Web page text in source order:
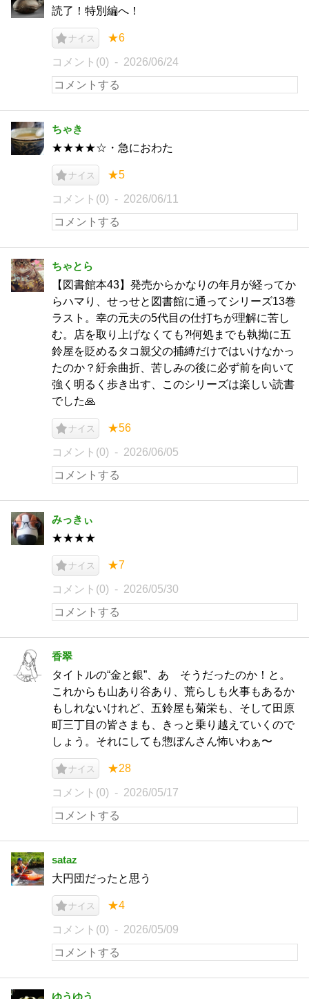
読了！特別編へ！
ナイス ★6
コメント(0) 2026/06/24
ちゃき
★★★★☆・急におわた
ナイス ★5
コメント(0) 2026/06/11
ちゃとら
【図書館本43】発売からかなりの年月が経ってか
らハマり、せっせと図書館に通ってシリーズ13巻
ラスト。幸の元夫の5代目の仕打ちが理解に苦し
む。店を取り上げなくても⁈何処までも執拗に五
鈴屋を貶めるタコ親父の捕縛だけではいけなかっ
たのか？紆余曲折、苦しみの後に必ず前を向いて
強く明るく歩き出す、このシリーズは楽しい読書
でした🙏
ナイス ★56
コメント(0) 2026/06/05
みっきぃ
★★★★
ナイス ★7
コメント(0) 2026/05/30
香翠
タイトルの“金と銀”、あゝそうだったのか！と。
これからも山あり谷あり、荒らしも火事もあるか
もしれないけれど、五鈴屋も菊栄も、そして田原
町三丁目の皆さまも、きっと乗り越えていくので
しょう。それにしても惣ぼんさん怖いわぁ〜
ナイス ★28
コメント(0) 2026/05/17
sataz
大円団だったと思う
ナイス ★4
コメント(0) 2026/05/09
ゆうゆう